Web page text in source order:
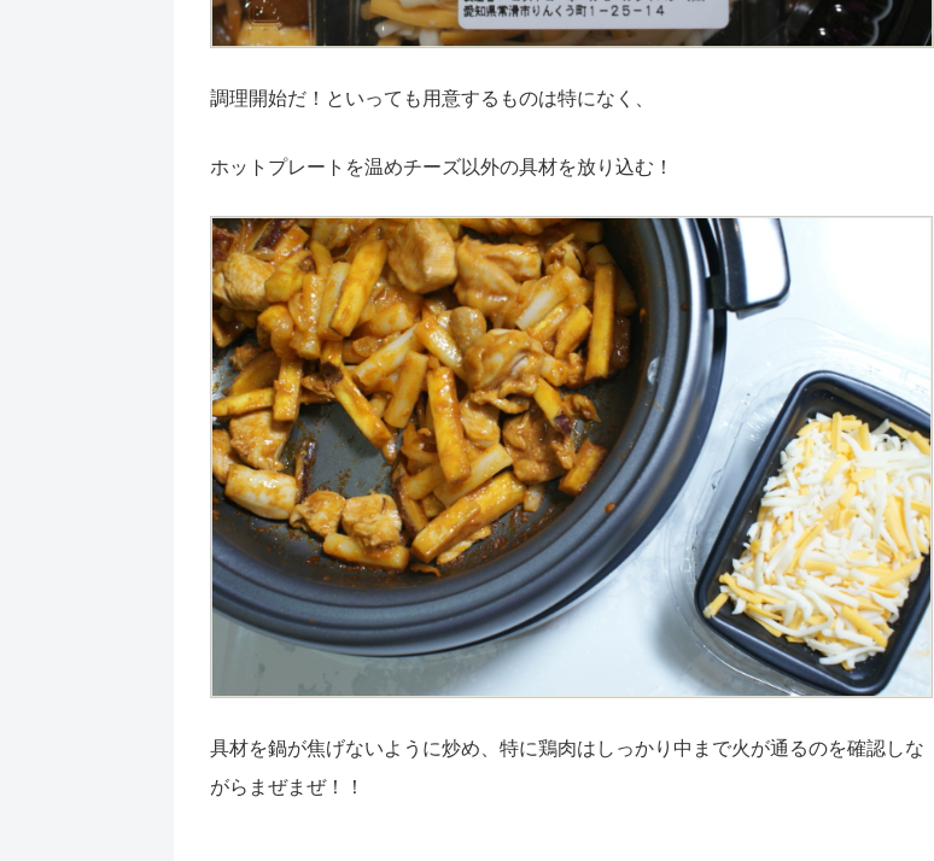
調理開始だ！といっても用意するものは特になく、
ホットプレートを温めチーズ以外の具材を放り込む！
具材を鍋が焦げないように炒め、特に鶏肉はしっかり中まで火が通るのを確認しな
がらまぜまぜ！！